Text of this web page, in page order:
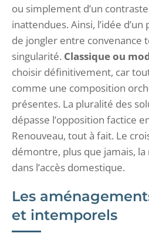
ou simplement d’un
inattendues. Ainsi, l’idée
de jongler entre convenance
singularité. Classique ou
choisir définitivement, car
comme une composition
présentes. La pluralité des
dépasse l’opposition factice
Renouveau, tout à fait. Le
démontre, plus que jamais,
dans l’accès domestique.
Les
et intemporels